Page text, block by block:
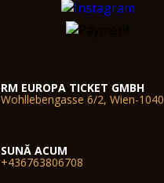
RM EUROPA TICKET GMBH
Wohllebengasse 6/2, Wien-1040
SUNĂ ACUM
+436763806708